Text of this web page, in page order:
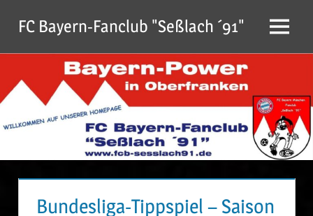
Inhalt
springen
FC Bayern-Fanclub "Seßlach ´91" Menu
Bundesliga-Tippspiel – Saison